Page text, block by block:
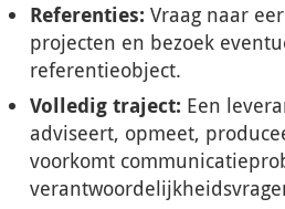
Referenties: Vraag naar
projecten en bezoek
referentieobject.
Volledig traject: Een
adviseert, opmeet,
voorkomt